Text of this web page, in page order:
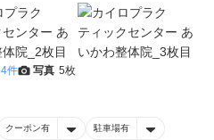
4件 写真 5枚
クーポン有 駐車場有